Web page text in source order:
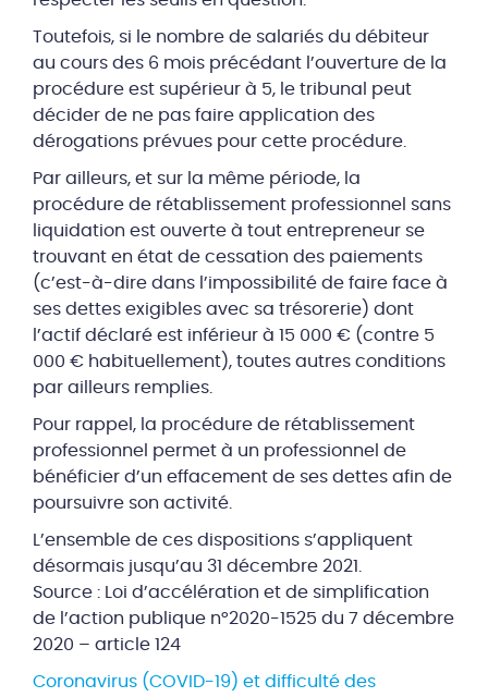
Toutefois, si le nombre de salariés du débiteur
au cours des 6 mois précédant l’ouverture de la
procédure est supérieur à 5, le tribunal peut
décider de ne pas faire application des
dérogations prévues pour cette procédure.
Par ailleurs, et sur la même période, la
procédure de rétablissement professionnel sans
liquidation est ouverte à tout entrepreneur se
trouvant en état de cessation des paiements
(c’est-à-dire dans l’impossibilité de faire face à
ses dettes exigibles avec sa trésorerie) dont
l’actif déclaré est inférieur à 15 000 € (contre 5
000 € habituellement), toutes autres conditions
par ailleurs remplies.
Pour rappel, la procédure de rétablissement
professionnel permet à un professionnel de
bénéficier d’un effacement de ses dettes afin de
poursuivre son activité.
L’ensemble de ces dispositions s’appliquent
désormais jusqu’au 31 décembre 2021.
Source : Loi d’accélération et de simplification
de l’action publique n°2020-1525 du 7 décembre
2020 – article 124
Coronavirus (COVID-19) et difficulté des